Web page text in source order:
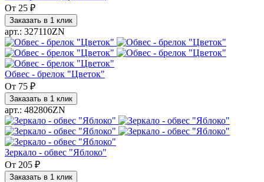
От 25 ₽
Заказать в 1 клик
арт.: 327110ZN
Обвес - брелок "Цветок"
От 75 ₽
Заказать в 1 клик
арт.: 482806ZN
Зеркало - обвес "Яблоко"
От 205 ₽
Заказать в 1 клик